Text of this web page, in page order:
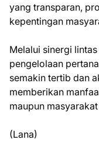
yang transparan,
kepentingan
Melalui sinergi
pengelolaan
semakin tertib dan
memberikan
maupun
(Lana)